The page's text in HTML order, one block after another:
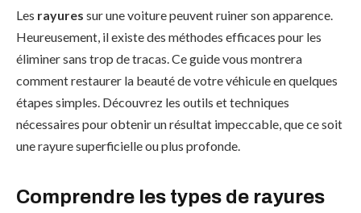
Les rayures sur une voiture peuvent ruiner son apparence.
Heureusement, il existe des méthodes efficaces pour les
éliminer sans trop de tracas. Ce guide vous montrera
comment restaurer la beauté de votre véhicule en quelques
étapes simples. Découvrez les outils et techniques
nécessaires pour obtenir un résultat impeccable, que ce soit
une rayure superficielle ou plus profonde.
Comprendre les types de rayures